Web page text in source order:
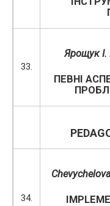
33.
Ярощук
ПЕВНІ
34.